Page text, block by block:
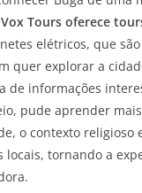
Tours oferece
elétricos, que
quer explorar a
de informações
pude aprender
o contexto religioso
locais, tornando a